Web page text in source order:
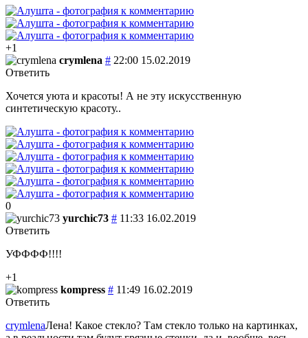
+1
crymlena # 22:00 15.02.2019
Ответить
Хочется уюта и красоты! А не эту искусственную
синтетическую красоту..
0
yurchic73 # 11:33 16.02.2019
Ответить
УФФФФ!!!!
+1
kompress # 11:49 16.02.2019
Ответить
crymlenaЛена! Какое стекло? Там стекло только на картинках,